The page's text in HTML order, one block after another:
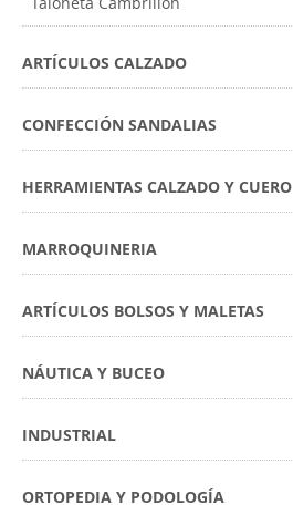
ARTÍCULOS CALZADO
CONFECCIÓN SANDALIAS
HERRAMIENTAS CALZADO Y CUERO
MARROQUINERIA
ARTÍCULOS BOLSOS Y MALETAS
NÁUTICA Y BUCEO
INDUSTRIAL
ORTOPEDIA Y PODOLOGÍA